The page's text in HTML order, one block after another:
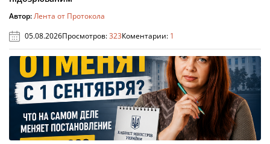
Автор:Лента от Протокола
05.08.2026Просмотров:323Коментарии: 1